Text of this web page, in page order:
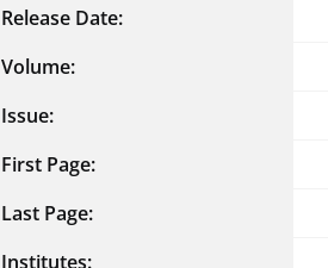
Release Date:
Volume:
Issue:
First Page:
Last Page:
Institutes: